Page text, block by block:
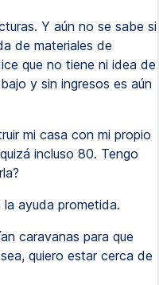
Y aún no se sabe si
de materiales de
que no tiene ni idea de
y sin ingresos es aún
mi casa con mi propio
incluso 80. Tengo
ayuda prometida.
caravanas para que
quiero estar cerca de